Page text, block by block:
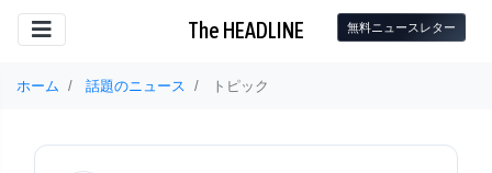
The HEADLINE 無料ニュースレター
ホーム 話題のニュース トピック